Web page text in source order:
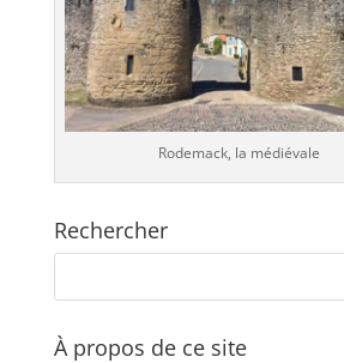
Rodemack, la médiévale
Rechercher
À propos de ce site